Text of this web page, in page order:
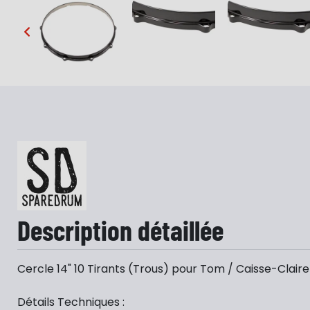
…
Description détaillée
Cercle 14" 10 Tirants (Trous) pour Tom / Caisse-Claire
Détails Techniques :